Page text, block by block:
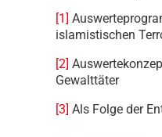
[1]
islamistischen
[2]
Gewalttäter
[3] Als Folge der